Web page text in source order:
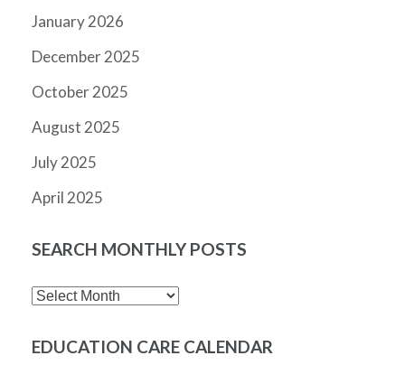
January 2026
December 2025
October 2025
August 2025
July 2025
April 2025
SEARCH MONTHLY POSTS
SEARCH
POSTS
EDUCATION CARE CALENDAR